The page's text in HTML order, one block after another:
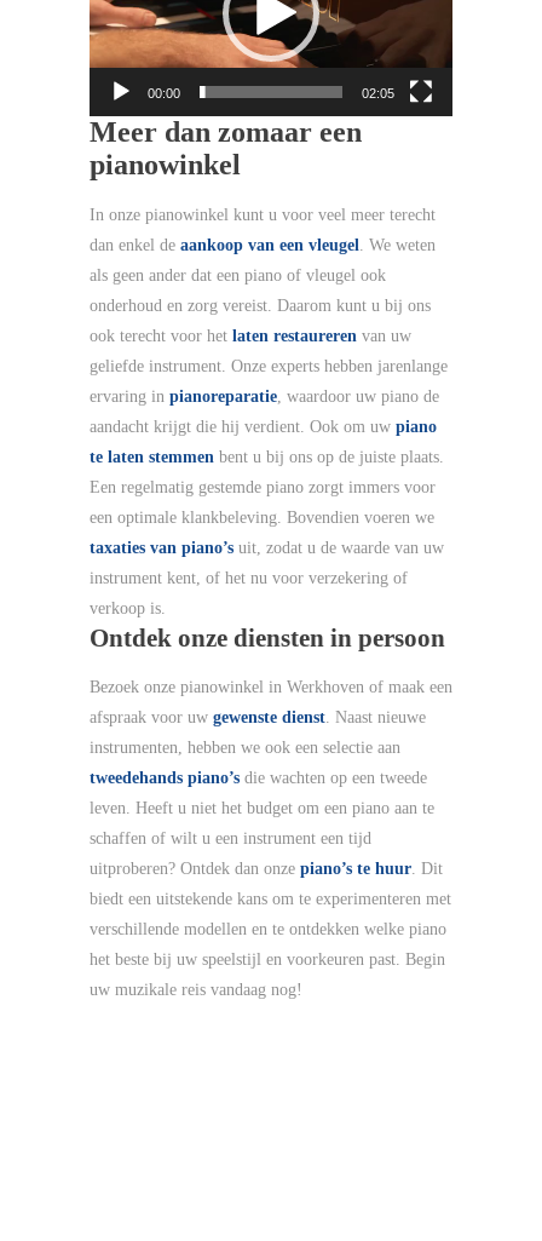
00:00 02:05
Meer dan zomaar een
pianowinkel
In onze pianowinkel kunt u voor veel meer terecht
dan enkel de aankoop van een vleugel
. We weten
als geen ander dat een piano of vleugel ook
onderhoud en zorg vereist. Daarom kunt u bij ons
ook terecht voor het laten restaureren van uw
geliefde instrument. Onze experts hebben jarenlange
ervaring in pianoreparatie , waardoor uw piano de
aandacht krijgt die hij verdient. Ook om uw piano
te laten stemmen bent u bij ons op de juiste plaats.
Een regelmatig gestemde piano zorgt immers voor
een optimale klankbeleving. Bovendien voeren we
taxaties van piano’s uit, zodat u de waarde van uw
instrument kent, of het nu voor verzekering of
verkoop is.
Ontdek onze diensten in persoon
Bezoek onze pianowinkel in Werkhoven of maak een
afspraak voor uw gewenste dienst . Naast nieuwe
instrumenten, hebben we ook een selectie aan
tweedehands piano’s die wachten op een tweede
leven. Heeft u niet het budget om een piano aan te
schaffen of wilt u een instrument een tijd
uitproberen? Ontdek dan onze piano’s te huur . Dit
biedt een uitstekende kans om te experimenteren met
verschillende modellen en te ontdekken welke piano
het beste bij uw speelstijl en voorkeuren past. Begin
uw muzikale reis vandaag nog!